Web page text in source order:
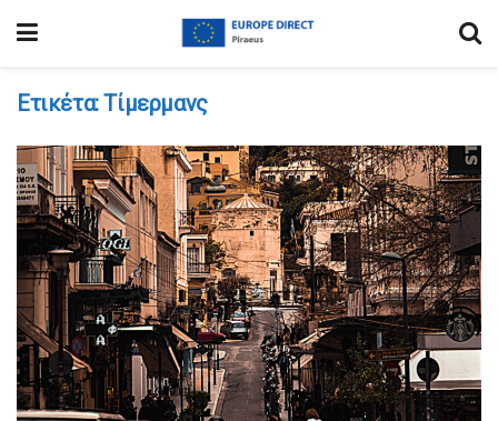
Ετικέτα:Τίμερμανς